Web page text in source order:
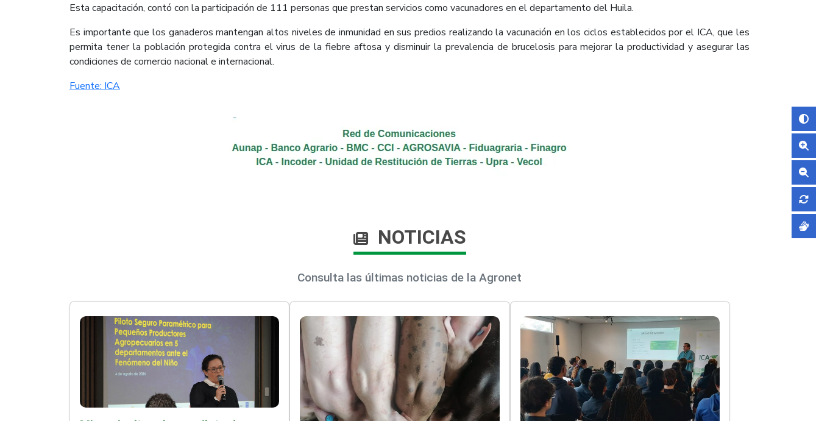
Esta capacitación, contó con la participación de 111 personas que prestan servicios como vacunadores en el departamento del Huila.
Es importante que los ganaderos mantengan altos niveles de inmunidad en sus predios realizando la vacunación en los ciclos establecidos por el ICA, que les
permita tener la población protegida contra el virus de la fiebre aftosa y disminuir la prevalencia de brucelosis para mejorar la productividad y asegurar las
condiciones de comercio nacional e internacional.​
Fuente: ICA​
NOTICIAS
Consulta las últimas noticias de la Agronet